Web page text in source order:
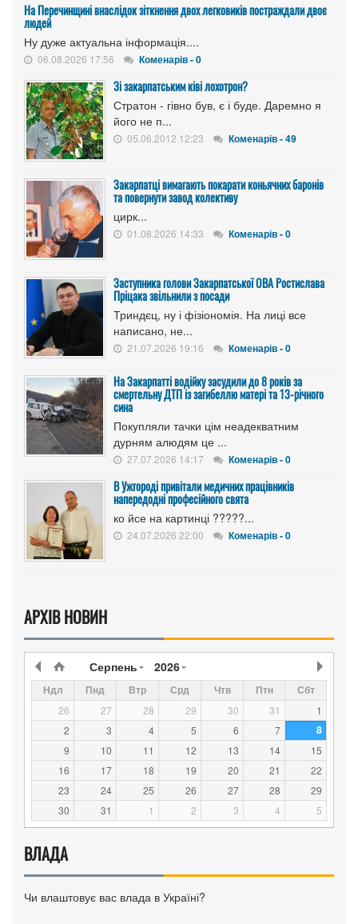
На Перечинщині внаслідок зіткнення двох легковиків постраждали двоє
людей
Ну дуже актуальна інформація....
06.08.2026 17:56 Коменарів - 0
Зі закарпатським ківі лохотрон?
Стратон - гівно був, є і буде. Даремно я
його не п...
05.06.2012 12:23 Коменарів - 49
Закарпатці вимагають покарати коньячних баронів
та повернути завод колективу
цирк...
01.08.2026 14:33 Коменарів - 0
Заступника голови Закарпатської ОВА Ростислава
Пріцака звільнили з посади
Триндєц, ну і фізіономія. На лиці все
написано, не...
21.07.2026 19:16 Коменарів - 0
На Закарпатті водійку засудили до 8 років за
смертельну ДТП із загибеллю матері та 13-річного
сина
Покупляли тачки цім неадекватним
дурням алюдям це ...
27.07.2026 14:17 Коменарів - 0
В Ужгороді привітали медичних працівників
напередодні професійного свята
ко йсе на картинці ?????...
24.07.2026 22:00 Коменарів - 0
АРХІВ НОВИН
Серпень 2026
Ндл Пнд Втр Срд Чтв Птн Сбт
26 27 28 29 30 31
1
2
3 4 5 6 7 8
9 10 11 12 13 14
15
16
17 18 19 20 21
22
23
24 25 26 27 28
29
30
31 1 2 3 4 5
ВЛАДА
Чи влаштовує вас влада в Україні?